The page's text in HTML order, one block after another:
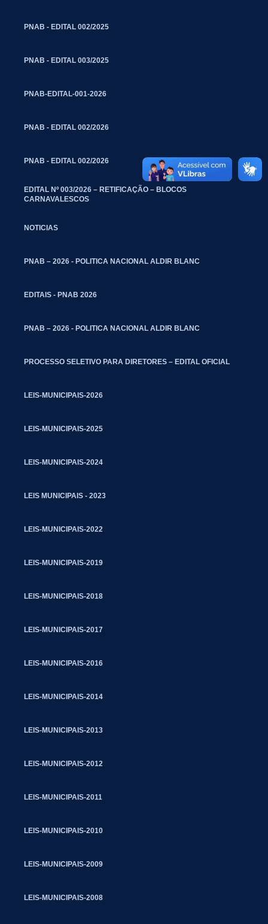
PNAB - EDITAL 002/2025
PNAB - EDITAL 003/2025
PNAB-EDITAL-001-2026
PNAB - EDITAL 002/2026
PNAB - EDITAL 002/2026
EDITAL Nº 003/2026 – RETIFICAÇÃO – BLOCOS
CARNAVALESCOS
NOTICIAS
PNAB – 2026 - POLITICA NACIONAL ALDIR BLANC
EDITAIS - PNAB 2026
PNAB – 2026 - POLITICA NACIONAL ALDIR BLANC
PROCESSO SELETIVO PARA DIRETORES – EDITAL OFICIAL
LEIS-MUNICIPAIS-2026
LEIS-MUNICIPAIS-2025
LEIS-MUNICIPAIS-2024
LEIS MUNICIPAIS - 2023
LEIS-MUNICIPAIS-2022
LEIS-MUNICIPAIS-2019
LEIS-MUNICIPAIS-2018
LEIS-MUNICIPAIS-2017
LEIS-MUNICIPAIS-2016
LEIS-MUNICIPAIS-2014
LEIS-MUNICIPAIS-2013
LEIS-MUNICIPAIS-2012
LEIS-MUNICIPAIS-2011
LEIS-MUNICIPAIS-2010
LEIS-MUNICIPAIS-2009
LEIS-MUNICIPAIS-2008